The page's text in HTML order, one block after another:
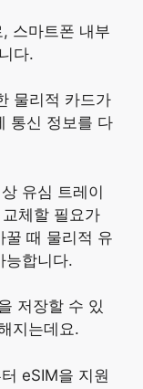
스마트폰 내부
다.
물리적 카드가
통신 정보를 다
유심 트레이
체할 필요가
꿀 때 물리적 유
능합니다.
저장할 수 있
지는데요.
eSIM을 지원